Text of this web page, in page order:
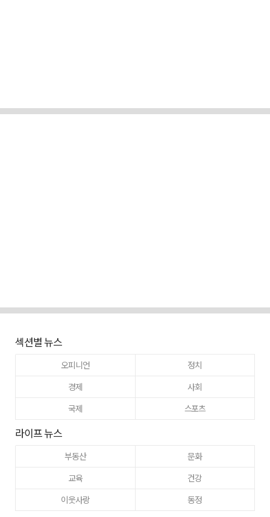
섹션별 뉴스
오피니언
정치
경제
사회
국제
스포츠
라이프 뉴스
부동산
문화
교육
건강
이웃사랑
동정